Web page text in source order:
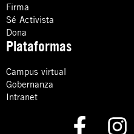
Firma
Sé Activista
Dona
Plataformas
Campus virtual
Gobernanza
Intranet